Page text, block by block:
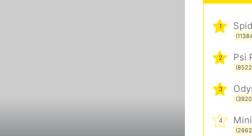
1
2 Psi
3
4